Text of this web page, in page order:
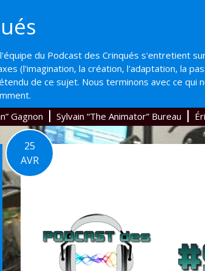
du Podcast des Crinqués s'entretient
(l'imagination, la création, l'adaptation, la
de ce sujet. Nous terminons avec ce qui
Gagnon
Sylvain “The Animator” Bureau
25
AVR